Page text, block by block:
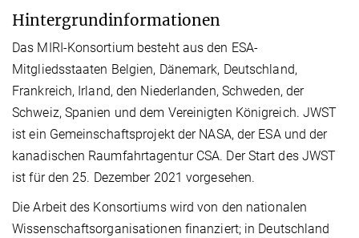
Hintergrundinformationen
Das MIRI-Konsortium besteht aus den ESA-
Mitgliedsstaaten Belgien, Dänemark, Deutschland,
Frankreich, Irland, den Niederlanden, Schweden, der
Schweiz, Spanien und dem Vereinigten Königreich. JWST
ist ein Gemeinschaftsprojekt der NASA, der ESA und der
kanadischen Raumfahrtagentur CSA. Der Start des JWST
ist für den 25. Dezember 2021 vorgesehen.
Die Arbeit des Konsortiums wird von den nationalen
Wissenschaftsorganisationen finanziert; in Deutschland